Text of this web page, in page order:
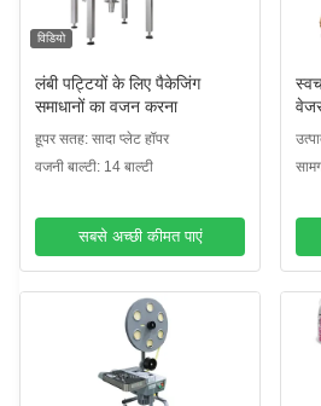
विडियो
लंबी पट्टियों के लिए पैकेजिंग
समाधानों का वजन करना
हूपर सतह: सादा प्लेट हॉपर
वजनी बाल्टी: 14 बाल्टी
सबसे अच्छी कीमत पाएं